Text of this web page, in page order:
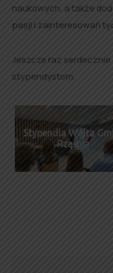
naukowych, a także
pasji i zainteresowań
Jeszcze raz
stypendystom.
Stypendia Wójta
Rząśnia